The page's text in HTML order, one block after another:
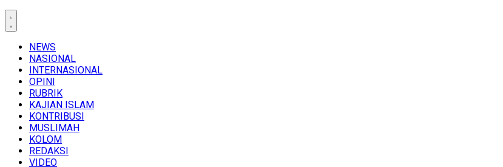
NEWS
NASIONAL
INTERNASIONAL
OPINI
RUBRIK
KAJIAN ISLAM
KONTRIBUSI
MUSLIMAH
KOLOM
REDAKSI
VIDEO